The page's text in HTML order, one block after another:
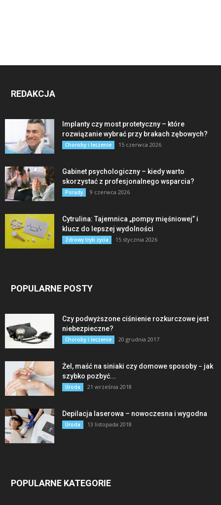
REDAKCJA
Implanty czy most protetyczny – które
rozwiązanie wybrać przy brakach zębowych?
Choroby i leczenie 15 czerwca 2026
Gabinet psychologiczny – kiedy warto
skorzystać z profesjonalnego wsparcia?
Porady 9 czerwca 2026
Cytrulina: Tajemnica „pompy mięśniowej” i
klucz do lepszej wydolności
Zdrowy tryb życia 15 stycznia 2026
POPULARNE POSTY
Czy podwyższone ciśnienie rozkurczowe jest
niebezpieczne?
Choroby i leczenie 20 grudnia 2017
Żel, maść na siniaki czy domowe sposoby − jak
szybko pozbyć...
Uroda 21 września 2018
Depilacja laserowa – nowoczesna i wygodna
Uroda 13 listopada 2018
POPULARNE KATEGORIE